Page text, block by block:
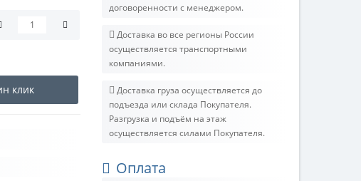
клик
договоренности с менеджером.
Доставка во все регионы России
осуществляется транспортными
компаниями.
Доставка груза осуществляется до
подъезда или склада Покупателя.
Разгрузка и подъём на этаж
осуществляется силами Покупателя.
Оплата